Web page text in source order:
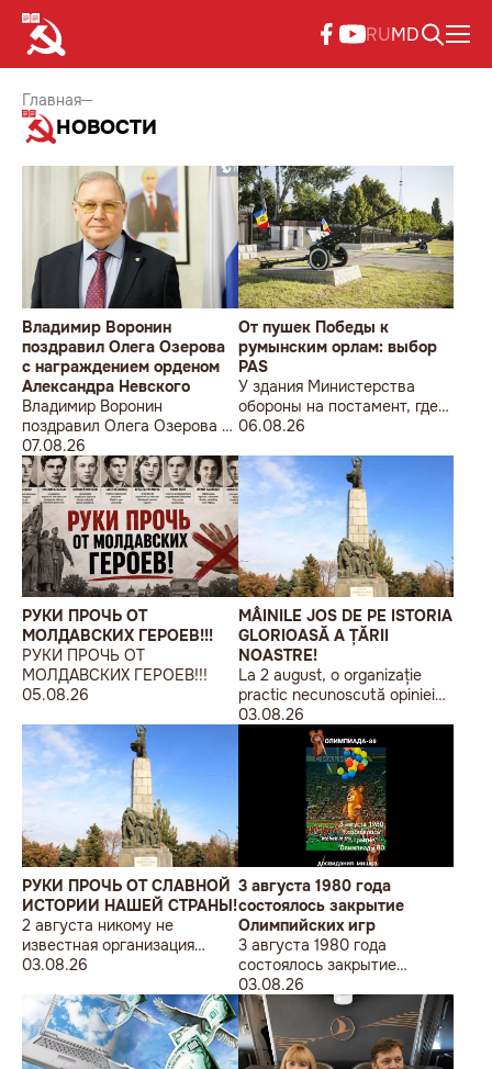
RUMD
Главная
НОВОСТИ
Владимир Воронин
поздравил Олега Озерова
с награждением орденом
Александра Невского
Владимир Воронин
поздравил Олега Озерова с
награждением орденом
Александра Невского
07.08.26
От пушек Победы к
румынским орлам: выбор
PAS
У здания Министерства
обороны на постамент, где
прежде стояла знаменитая
мужчина возложил букет
цветов.
06.08.26
РУКИ ПРОЧЬ ОТ
МОЛДАВСКИХ ГЕРОЕВ!!!
РУКИ ПРОЧЬ ОТ
МОЛДАВСКИХ ГЕРОЕВ!!!
05.08.26
MÂINILE JOS DE PE ISTORIA
GLORIOASĂ A ȚĂRII
NOASTRE!
La 2 august, o organizație
practic necunoscută opiniei
publice, autointitulată „Liga
Studenților Basarabeni”, a
organizat la Chișinău o
acțiune de protest modestă,
sub sloganul „În Uniunea
Europeană fără monumente
sovietice”.
03.08.26
РУКИ ПРОЧЬ ОТ СЛАВНОЙ
ИСТОРИИ НАШЕЙ СТРАНЫ!
2 августа никому не
известная организация
«Лига бессарабских
Кишиневе малочисленную
акцию «В Европейский Союз
без советских памятников».
03.08.26
3 августа 1980 года
состоялось закрытие
Олимпийских игр
3 августа 1980 года
состоялось закрытие
Олимпийских игр
03.08.26